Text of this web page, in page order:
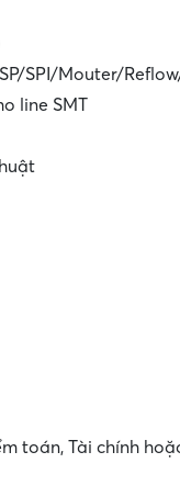
SPI/Mouter/
line SMT
toán, Tài chính